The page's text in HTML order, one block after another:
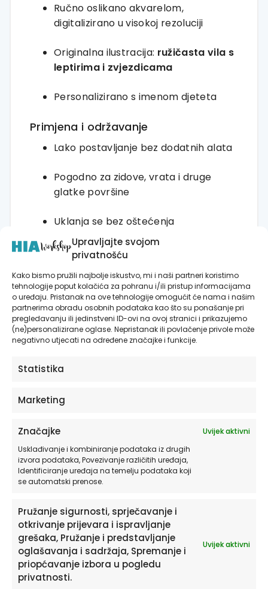
Upravljajte svojom
privatnošću
Kako bismo pružili najbolje iskustvo, mi i naši partneri koristimo
tehnologije poput kolačića za pohranu i/ili pristup informacijama
o uređaju. Pristanak na ove tehnologije omogućit će nama i našim
partnerima obradu osobnih podataka kao što su ponašanje pri
pregledavanju ili jedinstveni ID-ovi na ovoj stranici i prikazujemo
(ne)personalizirane oglase. Nepristanak ili povlačenje privole može
negativno utjecati na određene značajke i funkcije.
Statistika
Marketing
Značajke
Uvijek aktivni
Usklađivanje i kombiniranje podataka iz drugih
izvora podataka, Povezivanje različitih uređaja,
Identificiranje uređaja na temelju podataka koji
se automatski prenose.
Pružanje sigurnosti, sprječavanje i
otkrivanje prijevara i ispravljanje
grešaka, Pružanje i predstavljanje
oglašavanja i sadržaja, Spremanje i
priopćavanje izbora u pogledu
privatnosti.
Uvijek aktivni
Ručno oslikano akvarelom,
digitalizirano uvisokoj rezoluciji
Originalna ilustracija: ružičasta vila s
leptirima i zvjezdicama
Personaliziranos imenomdjeteta
Primjena i održavanje
Lako postavljanje bezdodatnih alata
Pogodno za zidove,vratai druge
glatke površine
Uklanja se bez oštećenja
Održavanje:suha, meka
Više o materijalima koje koristimo
pročitajte OVDJE.
Za pravilno postavljanje pročitajte naše
proizvoda u HIA Workshopu!
Autorske kolekcije naljepnica
Posteri i slike na platnu
RECENZIJE